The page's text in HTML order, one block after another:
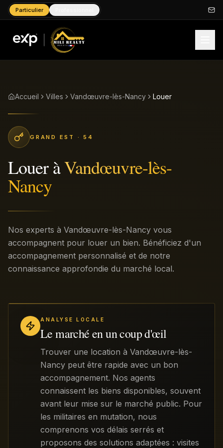
Particulier
Accueil Villes Vandœuvre-lès-Nancy Louer
GRAND EST · 54
LoueràVandœuvre-lès-
Nancy
Nos experts à Vandœuvre-lès-Nancy vous
accompagnent pour louer un bien. Bénéficiez d'un
accompagnement personnalisé et de notre
connaissance approfondie du marché local.
ANALYSE LOCALE
Le marché en un coup d'œil
Trouver une location à Vandœuvre-lès-
Nancy peut être rapide avec un bon
accompagnement. Nos agents
connaissent les biens disponibles, souvent
avant leur mise sur le marché public. Pour
les militaires en mutation, nous
comprenons vos délais serrés et
proposons des solutions adaptées : visites